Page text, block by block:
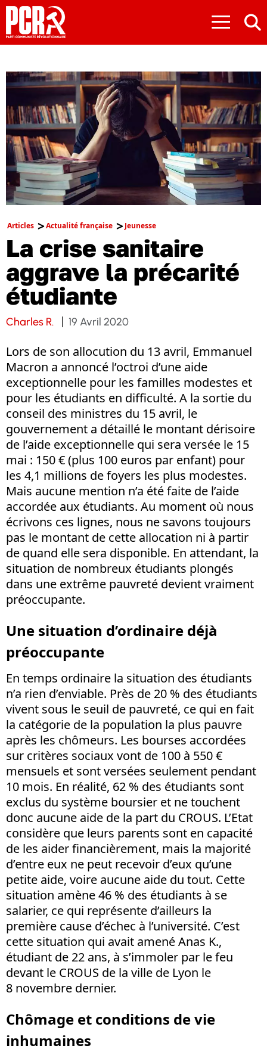
≡
Articles Actualité française Jeunesse
La crise sanitaire
aggrave la précarité
étudiante
Charles R. 19 Avril 2020
Lors de son allocution du 13 avril, Emmanuel
Macron a annoncé l’octroi d’une aide
exceptionnelle pour les familles modestes et
pour les étudiants en difficulté. A la sortie du
conseil des ministres du 15 avril, le
gouvernement a détaillé le montant dérisoire
de l’aide exceptionnelle qui sera versée le 15
mai : 150 € (plus 100 euros par enfant) pour
les 4,1 millions de foyers les plus modestes.
Mais aucune mention n’a été faite de l’aide
accordée aux étudiants. Au moment où nous
écrivons ces lignes, nous ne savons toujours
pas le montant de cette allocation ni à partir
de quand elle sera disponible. En attendant, la
situation de nombreux étudiants plongés
dans une extrême pauvreté devient vraiment
préoccupante.
Une situation d’ordinaire déjà
préoccupante
En temps ordinaire la situation des étudiants
n’a rien d’enviable. Près de 20 % des étudiants
vivent sous le seuil de pauvreté, ce qui en fait
la catégorie de la population la plus pauvre
après les chômeurs. Les bourses accordées
sur critères sociaux vont de 100 à 550 €
mensuels et sont versées seulement pendant
10 mois. En réalité, 62 % des étudiants sont
exclus du système boursier et ne touchent
donc aucune aide de la part du CROUS. L’Etat
considère que leurs parents sont en capacité
de les aider financièrement, mais la majorité
d’entre eux ne peut recevoir d’eux qu’une
petite aide, voire aucune aide du tout. Cette
situation amène 46 % des étudiants à se
salarier, ce qui représente d’ailleurs la
première cause d’échec à l’université. C’est
cette situation qui avait amené Anas K.,
étudiant de 22 ans, à s’immoler par le feu
devant le CROUS de la ville de Lyon le
8 novembre dernier.
Chômage et conditions de vie
inhumaines